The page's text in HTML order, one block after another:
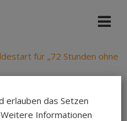
für „72 Stunden ohne
erlauben das Setzen
Informationen